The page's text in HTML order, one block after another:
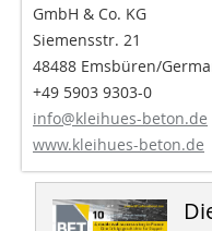
GmbH & Co. KG
Siemensstr. 21
48488 Emsbüren/
+49 5903 9303-0
info@kleihues-beton.de
www.kleihues-beton.de